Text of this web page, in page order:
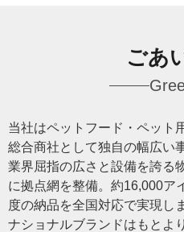
ごあ
当社はペットフード・ペット
総合商社として独自の幅広い
業界屈指の広さと設備を誇る
に拠点網を整備。約16,000ア
度の納品を全国対応で実現し
ナショナルブランドはもとよ